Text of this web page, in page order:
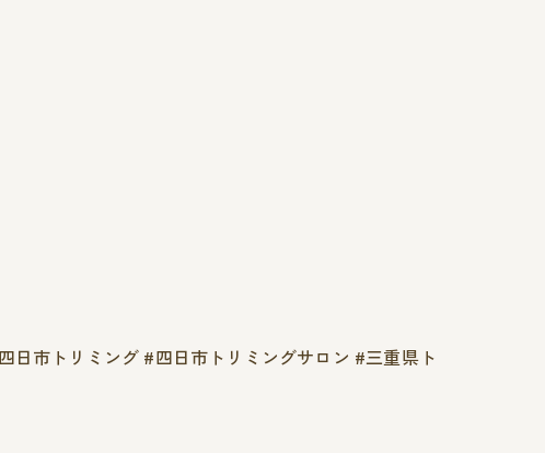
日市トリミング #四日市トリミングサロン #三重県ト